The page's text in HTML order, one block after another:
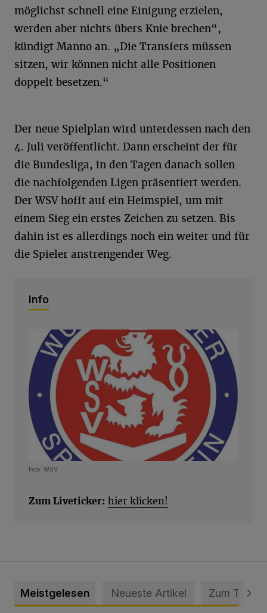
möglichst schnell eine Einigung erzielen,
werden aber nichts übers Knie brechen“,
kündigt Manno an. „Die Transfers müssen
sitzen, wir können nicht alle Positionen
doppelt besetzen.“
Der neue Spielplan wird unterdessen nach den
4. Juli veröffentlicht. Dann erscheint der für
die Bundesliga, in den Tagen danach sollen
die nachfolgenden Ligen präsentiert werden.
Der WSV hofft auf ein Heimspiel, um mit
einem Sieg ein erstes Zeichen zu setzen. Bis
dahin ist es allerdings noch ein weiter und für
die Spieler anstrengender Weg.
Info
Foto: WSV
Zum Liveticker: hier klicken!
Meistgelesen Neueste Artikel Zum Thema